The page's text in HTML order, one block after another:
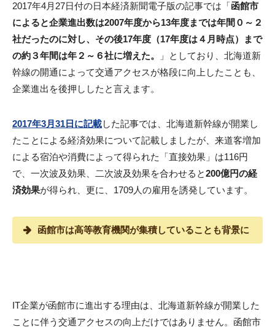
2017年4月27日付の日本経済新聞電子版の記事では「函館市
によると企業進出数は2007年度から13年度までは年間０～２
社だったのに対し、その後17年度（17年度は４月時点）まで
の約３年間は年２～６社に増えた。
」としており、北海道新
幹線の開通によって交通アクセスが格段に向上したことも、
企業進出を後押ししたと言えます。
2017年3月31日に記載した記事では、北海道新幹線が開業し
たことによる経済効果について記載しましたが、来道客増加
による宿泊や消費によって得られた「直接効果」は116円
で、一次波及効果、二次波及効果を合わせると200億円の経
済効果が得られ、更に、1709人の雇用を誘発しています。
函館市は高等教育機関が集積していることも背景に
IT企業が函館市に進出する理由は、北海道新幹線が開業した
ことに伴う交通アクセスの向上だけではありません。函館市